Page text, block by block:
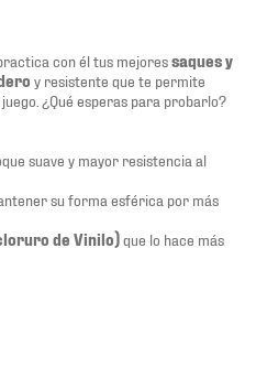
con él tus mejoressaques y
y resistente que te permite
¿Qué esperas para probarlo?
suave y mayor resistencia al
su forma esférica por más
de Vinilo)que lo hace más